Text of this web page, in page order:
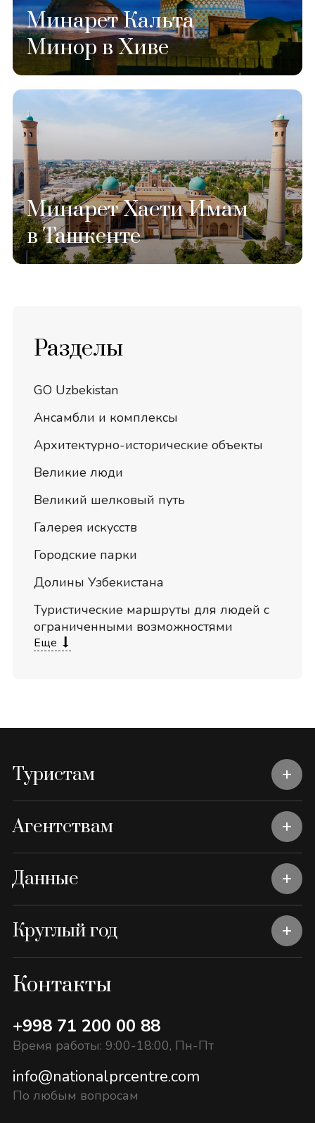
Минарет Кальта
Минор в Хиве
Минарет Хасти Имам
в Ташкенте
Разделы
GO Uzbekistan
Ансамбли и комплексы
Архитектурно-исторические объекты
Великие люди
Великий шелковый путь
Галерея искусств
Городские парки
Долины Узбекистана
Туристические маршруты для людей с
ограниченными возможностями
Еще
Туристам
Агентствам
Данные
Круглый год
Контакты
+998 71 200 00 88
Время работы: 9:00-18:00, Пн-Пт
info@nationalprcentre.com
По любым вопросам